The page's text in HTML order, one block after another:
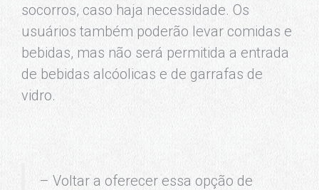
socorros, caso haja necessidade. Os
usuários também poderão levar comidas e
bebidas, mas não será permitida a entrada
de bebidas alcóolicas e de garrafas de
vidro.
– Voltar a oferecer essa opção de